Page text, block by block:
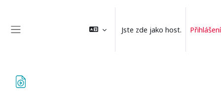
Jste zde jako host. Přihlášení